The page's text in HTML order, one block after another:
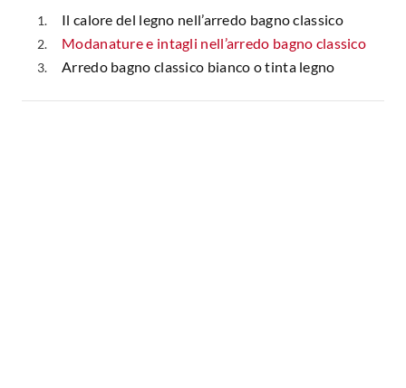
Vasche da Bagno
Giardino
Fai da Te
Fai da te in giardino
Il calore del legno nell’arredo bagno classico
Modanature e intagli nell’arredo bagno classico
Arredo bagno classico bianco o tinta legno